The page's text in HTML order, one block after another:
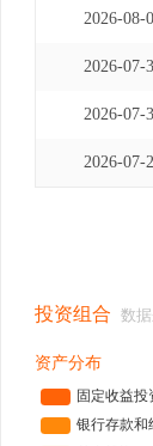
2026-08-
2026-07-
2026-07-
2026-07-
投资组合 数
资产分布